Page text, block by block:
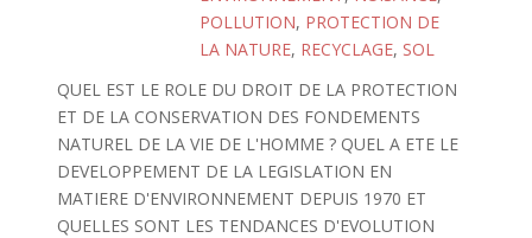
POLLUTION, PROTECTION DE
LA NATURE, RECYCLAGE, SOL
QUEL EST LE ROLE DU DROIT DE LA PROTECTION
ET DE LA CONSERVATION DES FONDEMENTS
NATUREL DE LA VIE DE L'HOMME ? QUEL A ETE LE
DEVELOPPEMENT DE LA LEGISLATION EN
MATIERE D'ENVIRONNEMENT DEPUIS 1970 ET
QUELLES SONT LES TENDANCES D'EVOLUTION